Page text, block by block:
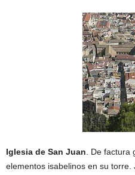
Iglesia de San Juan . De
elementos isabelinos en su